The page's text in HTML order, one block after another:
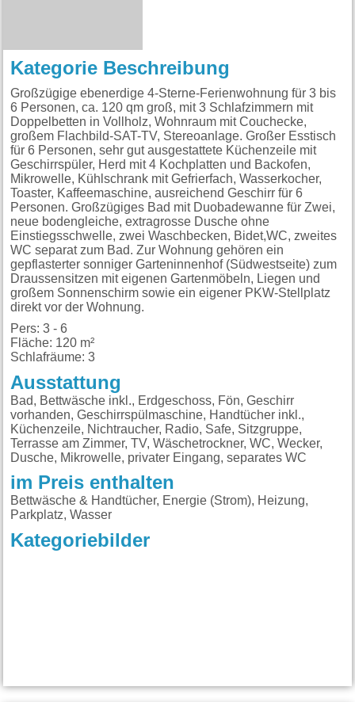
Kategorie Beschreibung
Großzügige ebenerdige 4-Sterne-Ferienwohnung für 3 bis
6 Personen, ca. 120 qm groß, mit 3 Schlafzimmern mit
Doppelbetten in Vollholz, Wohnraum mit Couchecke,
großem Flachbild-SAT-TV, Stereoanlage. Großer Esstisch
für 6 Personen, sehr gut ausgestattete Küchenzeile mit
Geschirrspüler, Herd mit 4 Kochplatten und Backofen,
Mikrowelle, Kühlschrank mit Gefrierfach, Wasserkocher,
Toaster, Kaffeemaschine, ausreichend Geschirr für 6
Personen. Großzügiges Bad mit Duobadewanne für Zwei,
neue bodengleiche, extragrosse Dusche ohne
Einstiegsschwelle, zwei Waschbecken, Bidet,WC, zweites
WC separat zum Bad. Zur Wohnung gehören ein
gepflasterter sonniger Garteninnenhof (Südwestseite) zum
Draussensitzen mit eigenen Gartenmöbeln, Liegen und
großem Sonnenschirm sowie ein eigener PKW-Stellplatz
direkt vor der Wohnung.
Pers: 3 - 6
Fläche: 120 m²
Schlafräume: 3
Ausstattung
Bad, Bettwäsche inkl., Erdgeschoss, Fön, Geschirr
vorhanden, Geschirrspülmaschine, Handtücher inkl.,
Küchenzeile, Nichtraucher, Radio, Safe, Sitzgruppe,
Terrasse am Zimmer, TV, Wäschetrockner, WC, Wecker,
Dusche, Mikrowelle, privater Eingang, separates WC
im Preis enthalten
Bettwäsche & Handtücher, Energie (Strom), Heizung,
Parkplatz, Wasser
Kategoriebilder